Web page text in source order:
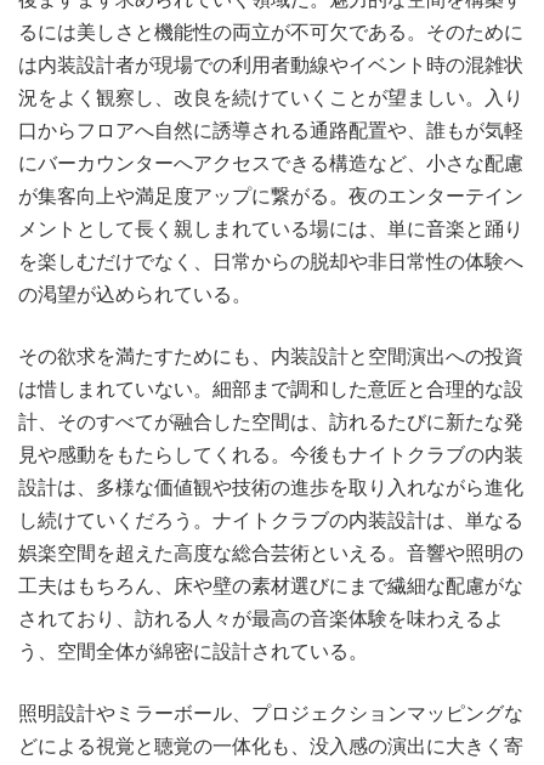
るには美しさと機能性の両立が不可欠である。そのために
は内装設計者が現場での利用者動線やイベント時の混雑状
況をよく観察し、改良を続けていくことが望ましい。入り
口からフロアへ自然に誘導される通路配置や、誰もが気軽
にバーカウンターへアクセスできる構造など、小さな配慮
が集客向上や満足度アップに繋がる。夜のエンターテイン
メントとして長く親しまれている場には、単に音楽と踊り
を楽しむだけでなく、日常からの脱却や非日常性の体験へ
の渇望が込められている。
その欲求を満たすためにも、内装設計と空間演出への投資
は惜しまれていない。細部まで調和した意匠と合理的な設
計、そのすべてが融合した空間は、訪れるたびに新たな発
見や感動をもたらしてくれる。今後もナイトクラブの内装
設計は、多様な価値観や技術の進歩を取り入れながら進化
し続けていくだろう。ナイトクラブの内装設計は、単なる
娯楽空間を超えた高度な総合芸術といえる。音響や照明の
工夫はもちろん、床や壁の素材選びにまで繊細な配慮がな
されており、訪れる人々が最高の音楽体験を味わえるよ
う、空間全体が綿密に設計されている。
照明設計やミラーボール、プロジェクションマッピングな
どによる視覚と聴覚の一体化も、没入感の演出に大きく寄